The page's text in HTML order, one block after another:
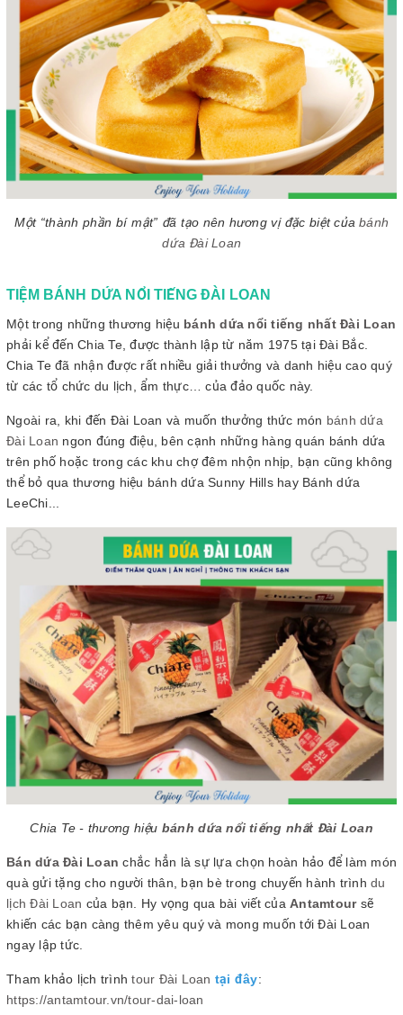
Một “thành phần bí mật” đã tạo nên hương vị đặc biệt củabánh
dứa Đài Loan
TIỆM BÁNH DỨA NỔI TIẾNG ĐÀI LOAN
Một trong những thương hiệu bánh dứa nổi tiếng nhất Đài Loan
phải kể đến Chia Te, được thành lập từ năm 1975 tại Đài Bắc.
Chia Te đã nhận được rất nhiều giải thưởng và danh hiệu cao quý
từ các tổ chức du lịch, ẩm thực… của đảo quốc này.
Ngoài ra, khi đến Đài Loan và muốn thưởng thức món bánh dứa
Đài Loan ngon đúng điệu, bên cạnh những hàng quán bánh dứa
trên phố hoặc trong các khu chợ đêm nhộn nhịp, bạn cũng không
thể bỏ qua thương hiệu bánh dứa Sunny Hills hay Bánh dứa
LeeChi...
Chia Te - thương hiệu bánh dứa nổi tiếng nhất Đài Loan
Bán dứa Đài Loan chắc hẳn là sự lựa chọn hoàn hảo để làm món
quà gửi tặng cho người thân, bạn bè trong chuyến hành trình du
lịch Đài Loan của bạn. Hy vọng qua bài viết của Antamtoursẽ
khiến các bạn càng thêm yêu quý và mong muốn tới Đài Loan
ngay lập tức.
Tham khảo lịch trìnhtour Đài Loan tại đây:
https://antamtour.vn/tour-dai-loan